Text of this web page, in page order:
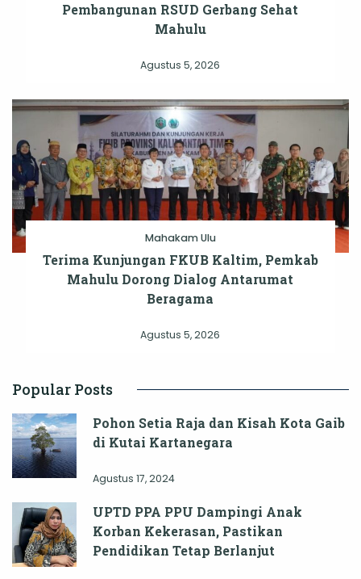
Pembangunan RSUD Gerbang Sehat
Mahulu
Agustus 5, 2026
Mahakam Ulu
Terima Kunjungan FKUB Kaltim, Pemkab
Mahulu Dorong Dialog Antarumat
Beragama
Agustus 5, 2026
Popular Posts
Pohon Setia Raja dan Kisah Kota Gaib
di Kutai Kartanegara
Agustus 17, 2024
UPTD PPA PPU Dampingi Anak
Korban Kekerasan, Pastikan
Pendidikan Tetap Berlanjut